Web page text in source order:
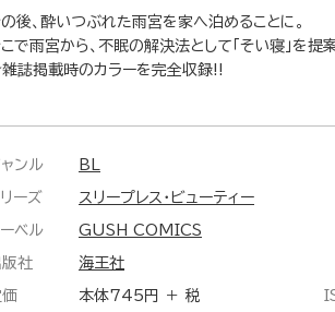
後、酔いつぶれた雨宮を家へ泊めることに。
で雨宮から、不眠の解決法として「そい寝」を
誌掲載時のカラーを完全収録!!
ンル BL
ーズ スリープレス・ビューティー
ベル GUSH COMICS
社 海王社
本体745円 ＋ 税